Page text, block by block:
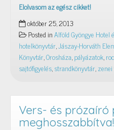
Elolvasom az egész cikket!
Rólunk
írtákoktóber 25, 2013
Posted inAlföld Gyöngye Hotel
hotelkönyvtár,Jászay-Horváth
Könyvtár,Orosháza,pályázatok,
sajtófigyelés,strandkönyvtár,
Vers- és prózaíró
meghosszabbítva!